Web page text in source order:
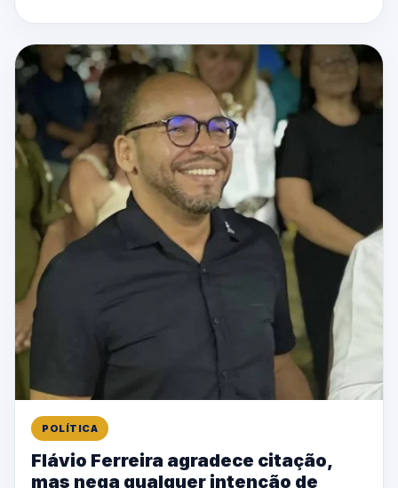
POLÍTICA
Flávio Ferreira agradece citação,
mas nega qualquer intenção de